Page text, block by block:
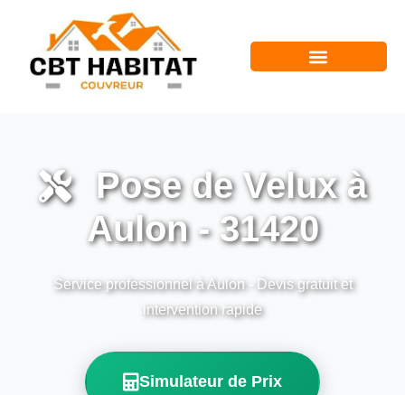
Pose de Velux à
Aulon - 31420
Service professionnel à Aulon - Devis gratuit et
intervention rapide
Simulateur de Prix